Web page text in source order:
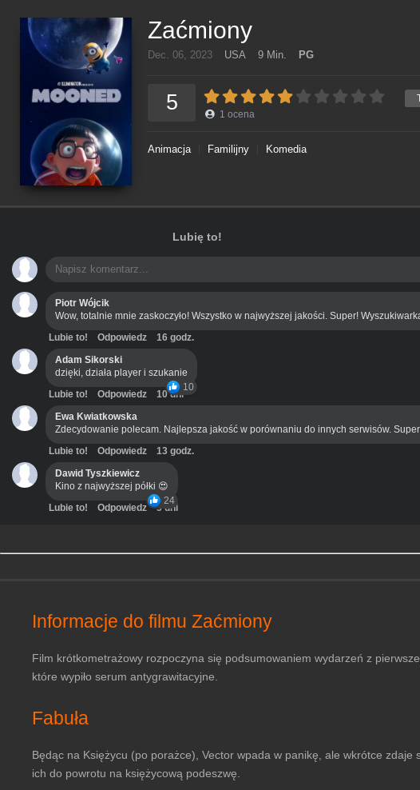
Zaćmiony
Dec. 06, 2023 USA 9 Min. PG
5 1 ocena
Animacja Familijny Komedia
Lubię to!
Piotr Wójcik
Wow, totalnie mnie zaskoczyło! Wszystko w najwyższej jakości. Super!
Lubie to! Odpowiedz
16 godz.
Adam Sikorski
dzięki, działa player i szukanie
10
Lubie to! Odpowiedz
10 dni
Ewa Kwiatkowska
Zdecydowanie polecam. Najlepsza jakość w porównaniu do innych serwisów.
Lubie to! Odpowiedz
13 godz.
Dawid Tyszkiewicz
Kino z najwyższej półki 😍
24
Lubie to! Odpowiedz 3 dni
Informacje do filmu Zaćmiony
Film krótkometrażowy rozpoczyna się podsumowaniem wydarzeń z
które wypiło serum antygrawitacyjne.
Fabuła
Będąc na Księżycu (po porażce), Vector wpada w panikę, ale wkrótce
ich do powrotu na księżycową podeszwę.